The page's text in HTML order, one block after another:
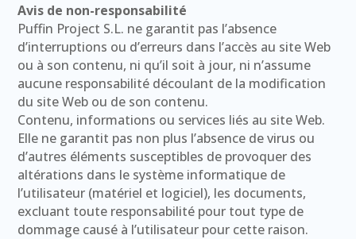
Avis de non-responsabilité
Puffin Project S.L. ne garantit pas l’absence
d’interruptions ou d’erreurs dans l’accès au site Web
ou à son contenu, ni qu’il soit à jour, ni n’assume
aucune responsabilité découlant de la modification
du site Web ou de son contenu.
Contenu, informations ou services liés au site Web.
Elle ne garantit pas non plus l’absence de virus ou
d’autres éléments susceptibles de provoquer des
altérations dans le système informatique de
l’utilisateur (matériel et logiciel), les documents,
excluant toute responsabilité pour tout type de
dommage causé à l’utilisateur pour cette raison.